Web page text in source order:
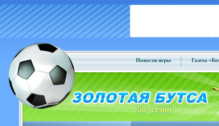
Новости игры Газета
50 сезон